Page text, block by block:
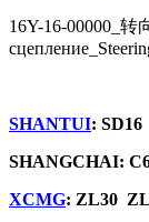
16Y-16-00000_转
SHANTUI:
SHANGCHAI:
XCMG: ZL30